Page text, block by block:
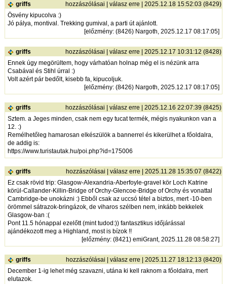
griffs hozzászólásai |válasz erre | 2025.12.18 15:52:03 (8429)
Ösvény kipucolva :)
Jó pálya, montival. Trekking gumival, a parti út ajánlott.
[előzmény: (8426) Nargoth, 2025.12.17 08:17:05]
griffs hozzászólásai |válasz erre | 2025.12.17 10:31:12 (8428)
Ennek úgy megörültem, hogy várhatóan holnap még el is nézünk arra
Csabával és Stihl úrral :)
Volt azért pár bedőlt, kisebb fa, kipucoljuk.
[előzmény: (8426) Nargoth, 2025.12.17 08:17:05]
griffs hozzászólásai |válasz erre | 2025.12.16 22:07:39 (8425)
Sztem. a Jeges minden, csak nem egy tucat termék, mégis nyakunkon van a
12. :)
Remélhetőleg hamarosan elkészülök a bannerrel és kikerülhet a főoldalra,
de addig is:
https://www.turistautak.hu/poi.php?id=175006
griffs hozzászólásai |válasz erre | 2025.11.28 15:35:07 (8422)
Ez csak rövid trip: Glasgow-Alexandria-Aberfoyle-gravel kör Loch Katrine
körül-Callander-Killin-Bridge of Orchy-Glencoe-Bridge of Orchy és vonattal
Cambridge-be unokázni :) Ebből csak az uccsó tétel a biztos, mert -10-ben
örömmel sátrazok-bringázok, de viharos szélben nem, inkább bekkelek
Glasgow-ban :(
Pont 11.5 hónappal ezelőtt (mint tudod:)) fantasztikus időjárással
ajándékozott meg a Highland, most is bízok !!
[előzmény: (8421) emiGrant, 2025.11.28 08:58:27]
griffs hozzászólásai |válasz erre | 2025.11.27 18:12:13 (8420)
December 1-ig lehet még szavazni, utána ki kell raknom a főoldalra, mert
elutazok.